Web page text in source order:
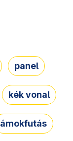
panel
kék vonal
ámokfutás